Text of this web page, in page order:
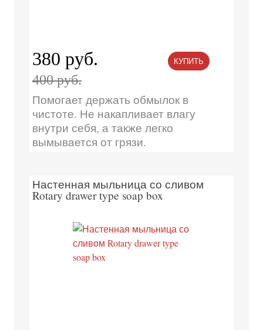
380 руб.
400 руб.
КУПИТЬ
Помогает держать обмылок в
чистоте. Не накапливает влагу
внутри себя, а также легко
вымывается от грязи.
Настенная мыльница со сливом
Rotary drawer type soap box